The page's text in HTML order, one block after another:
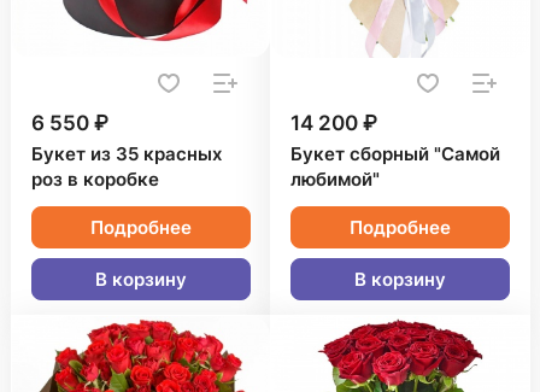
6 550 ₽
Букет из 35 красных
роз в коробке
Подробнее
В корзину
14 200 ₽
Букет сборный "Самой
любимой"
Подробнее
В корзину